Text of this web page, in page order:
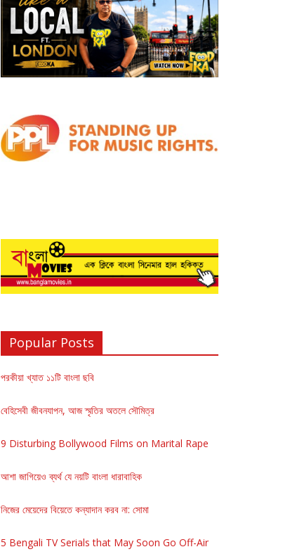
Popular Posts
পরকীয়া খ্যাত ১১টি বাংলা ছবি
বেহিসেবী জীবনযাপন, আজ স্মৃতির অতলে সৌমিত্র
9 Disturbing Bollywood Films on Marital Rape
আশা জাগিয়েও ব্যর্থ যে নয়টি বাংলা ধারাবাহিক
নিজের মেয়েদের বিয়েতে কন্যাদান করব না: সোমা
5 Bengali TV Serials that May Soon Go Off-Air